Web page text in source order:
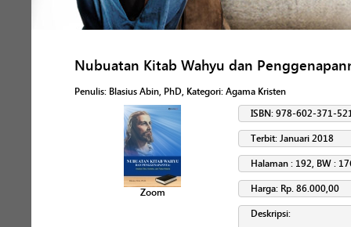
Nubuatan Kitab Wahyu dan
Penulis: Blasius Abin, PhD, Kategori: Agama Kristen
Zoom
ISBN: 978-602-371-
Terbit: Januari 2018
Halaman : 192, BW :
Harga: Rp. 86.000,00
Deskripsi: